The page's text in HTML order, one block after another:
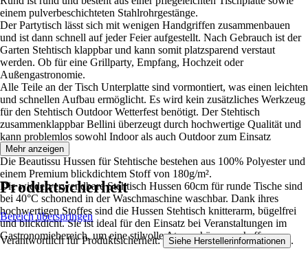
einem pulverbeschichteten Stahlrohrgestänge.
Der Partytisch lässt sich mit wenigen Handgriffen zusammenbauen
und ist dann schnell auf jeder Feier aufgestellt. Nach Gebrauch ist der
Garten Stehtisch klappbar und kann somit platzsparend verstaut
werden. Ob für eine Grillparty, Empfang, Hochzeit oder
Außengastronomie.
Alle Teile an der Tisch Unterplatte sind vormontiert, was einen leichten
und schnellen Aufbau ermöglicht. Es wird kein zusätzliches Werkzeug
für den Stehtisch Outdoor Wetterfest benötigt. Der Stehtisch
zusammenklappbar Bellini überzeugt durch hochwertige Qualität und
kann problemlos sowohl Indoor als auch Outdoor zum Einsatz
kommen.
Die Beautissu Hussen für Stehtische bestehen aus 100% Polyester und
einem Premium blickdichtem Stoff von 180g/m².
Die wiederverwendbare Stehtisch Hussen 60cm für runde Tische sind
bei 40°C schonend in der Waschmaschine waschbar. Dank ihres
hochwertigen Stoffes sind die Hussen Stehtisch knitterarm, bügelfrei
und blickdicht. Sie ist ideal für den Einsatz bei Veranstaltungen im
Gastronomiebereich, um eine stilvolle Atmosphäre zu schaffen.
Mehr anzeigen
Produktsicherheit
Bereich überspringen
Verantwortlich für Produktsicherheit: Siehe Herstellerinformationen .